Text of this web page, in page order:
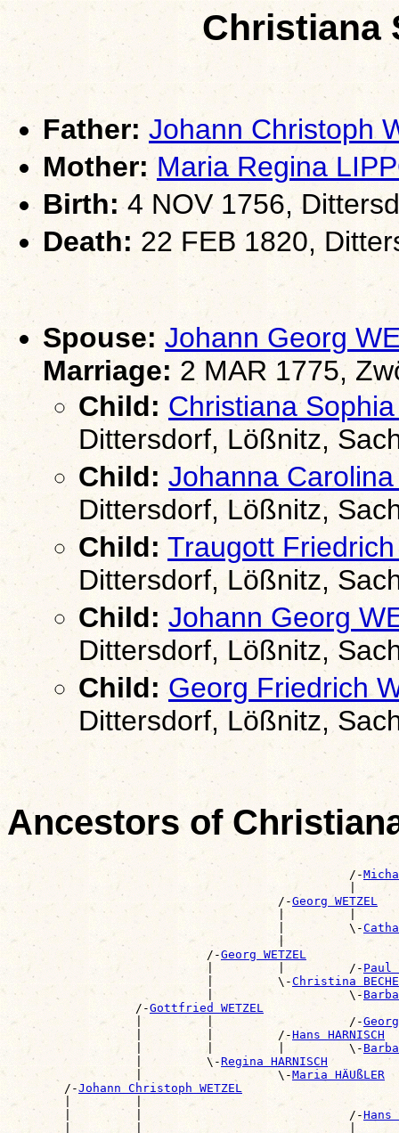
Christiana
Father: Johann Christoph
Mother: Maria Regina
Birth:4 NOV 1756,
Death: 22 FEB 1820,
Spouse: Johann Georg
Marriage: 2 MAR 1775,
Child: Christiana
Dittersdorf, Lößnitz,
Child: Johanna
Dittersdorf, Lößnitz,
Child: Traugott
Dittersdorf, Lößnitz,
Child: Johann Georg
Dittersdorf, Lößnitz,
Child: Georg Friedrich
Dittersdorf, Lößnitz,
Ancestors of
                                                /-
|
                                      /-
Georg WETZEL
|         |
                                      |         \-
|
                            /-
Georg WETZEL
                            |         |         /-
Paul
                            |         \-
Christina
                            |                   \-
                  /-
Gottfried WETZEL
                  |         |                   /-
                  |         |         /-
Hans HARNISCH
                  |         |         |         \-
                  |         \-
Regina HARNISCH
                  |                   \-
Maria HÄUßLER
        /-
Johann Christoph WETZEL
|         |
        |         |                             /-
Hans